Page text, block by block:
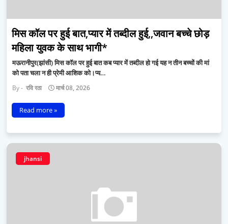
मिस कॉल पर हुई बात,प्यार में तब्दील हुई,,जवान बच्चे छोड़
महिला युवक के साथ भागी*
मऊरानीपुर(झांसी) मिस कॉल पर हुई बात कब प्यार में तब्दील हो गई यह न तीन बच्चों की मां
को पता चला न ही प्रेमी आशिक को।प्य…
रवि रठा मार्च 08, 2026
Read more »
jhansi